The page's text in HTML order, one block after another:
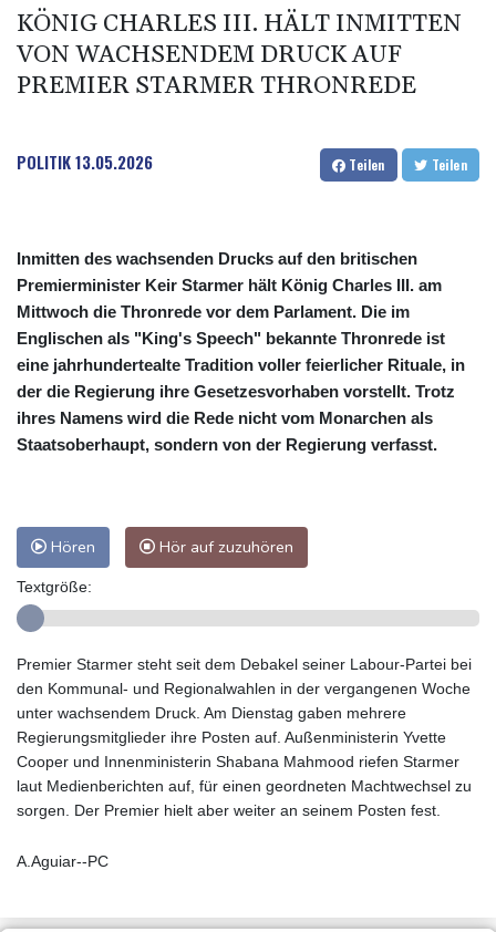
Erste vertriebene syrische Kurden kehren in Gebiet an der
Grenze zur Türkei zurück
Explosion bei Böllerclub in Wohnhaus: Acht Verletzte in
KÖNIG CHARLES III. HÄLT INMITTEN
VON WACHSENDEM DRUCK AUF
PREMIER STARMER THRONREDE
POLITIK13.05.2026 Teilen Teilen
Inmitten des wachsenden Drucks auf den britischen
Premierminister Keir Starmer hält König Charles III. am
Mittwoch die Thronrede vor dem Parlament. Die im
Englischen als "King's Speech" bekannte Thronrede ist
eine jahrhundertealte Tradition voller feierlicher Rituale, in
der die Regierung ihre Gesetzesvorhaben vorstellt. Trotz
ihres Namens wird die Rede nicht vom Monarchen als
Staatsoberhaupt, sondern von der Regierung verfasst.
Hören Hör auf zuzuhören
Textgröße:
Premier Starmer steht seit dem Debakel seiner Labour-Partei bei
den Kommunal- und Regionalwahlen in der vergangenen Woche
unter wachsendem Druck. Am Dienstag gaben mehrere
Regierungsmitglieder ihre Posten auf. Außenministerin Yvette
Cooper und Innenministerin Shabana Mahmood riefen Starmer
laut Medienberichten auf, für einen geordneten Machtwechsel zu
sorgen. Der Premier hielt aber weiter an seinem Posten fest.
A.Aguiar--PC